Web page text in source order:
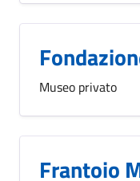
Museo privato
Frantoio